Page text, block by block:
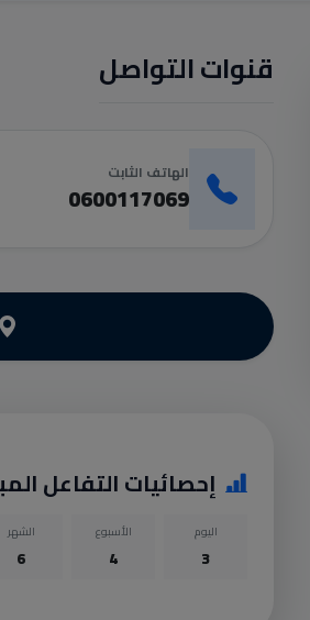
قنوات التواصل
الهاتف الثابت
0600117069
إحصائيات التفاعل
اليوم
3
الأسبوع
4
الشهر
6